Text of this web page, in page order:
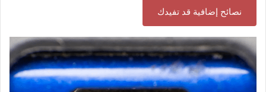
نصائح إضافية قد تفيدك